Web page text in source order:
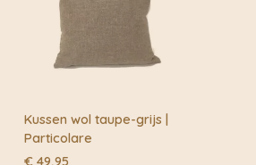
Kussen wol taupe-grijs |
Particolare
€ 49,95